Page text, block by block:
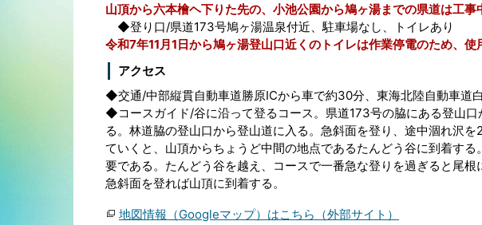
山頂から六本檜ヘ下りた先の、小池公園から鳩ヶ湯までの県道は工事
◆登り口/県道173号鳩ヶ湯温泉付近、駐車場なし、トイレあり
令和7年11月1日から鳩ヶ湯登山口近くのトイレは作業停電のため、使
アクセス
◆交通/中部縦貫自動車道勝原ICから車で約30分、東海北陸自動車道
◆コースガイド/谷に沿って登るコース。県道173号の脇にある登山
る。林道脇の登山口から登山道に入る。急斜面を登り、途中涸れ沢
ていくと、山頂からちょうど中間の地点であるたんどう谷に到着す
要である。たんどう谷を越え、コースで一番急な登りを過ぎると尾
急斜面を登れば山頂に到着する。
地図情報（Googleマップ）はこちら（外部サイト）